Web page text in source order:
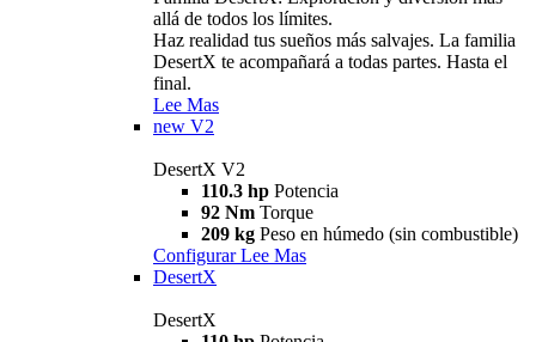
allá de todos los límites.
Haz realidad tus sueños más salvajes. La familia
DesertX te acompañará a todas partes. Hasta el
final.
Lee Mas
new V2
DesertX V2
110.3 hp Potencia
92 Nm Torque
209 kg Peso en húmedo (sin combustible)
Configurar Lee Mas
DesertX
DesertX